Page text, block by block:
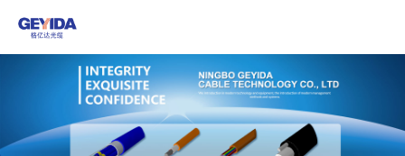
新闻动态